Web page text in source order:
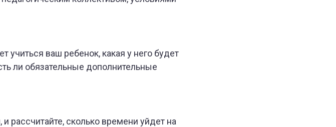
учиться ваш ребенок, какая у него будет
ли обязательные дополнительные
рассчитайте, сколько времени уйдет на